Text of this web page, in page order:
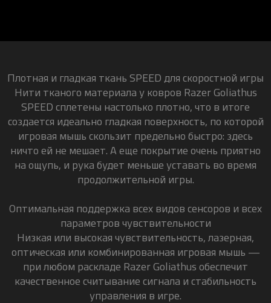
Плотная и гладкая ткань SPEED для скоростной игры
Нити тканого материала у ковров Razer Goliathus
SPEED сплетены настолько плотно, что в итоге
создается идеально гладкая поверхность, по которой
игровая мышь скользит предельно быстро: здесь
ничто ей не мешает. А еще покрытие очень приятно
на ощупь, и рука будет меньше уставать во время
продолжительной игры.
Оптимальная поддержка всех видов сенсоров и всех
параметров чувствительности
Низкая или высокая чувствительность, лазерная,
оптическая или комбинированная игровая мышь —
при любом раскладе Razer Goliathus обеспечит
качественное считывание сигнала и стабильность
управления в игре.